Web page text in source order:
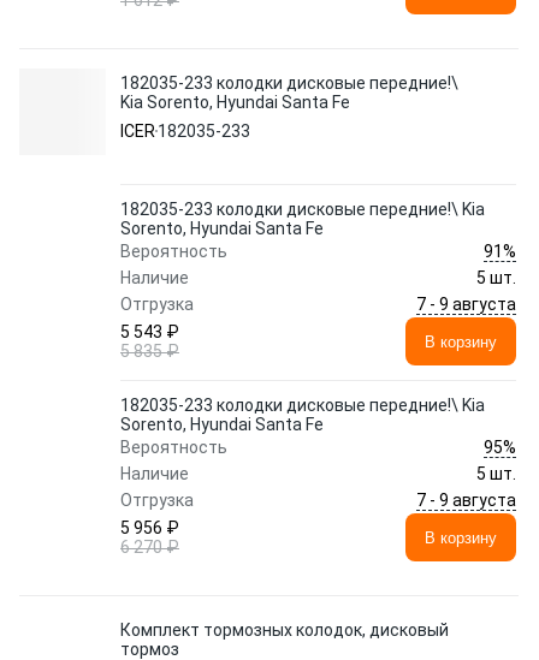
182035-233 колодки дисковые передние!\
Kia Sorento, Hyundai Santa Fe
ICER 182035-233
182035-233 колодки дисковые передние!\ Kia
Sorento, Hyundai Santa Fe
Вероятность
91%
Наличие
5 шт.
Отгрузка
7 - 9 августа
5 543 ₽
5 835 ₽
В корзину
182035-233 колодки дисковые передние!\ Kia
Sorento, Hyundai Santa Fe
Вероятность
95%
Наличие
5 шт.
Отгрузка
7 - 9 августа
5 956 ₽
6 270 ₽
В корзину
Комплект тормозных колодок, дисковый
тормоз